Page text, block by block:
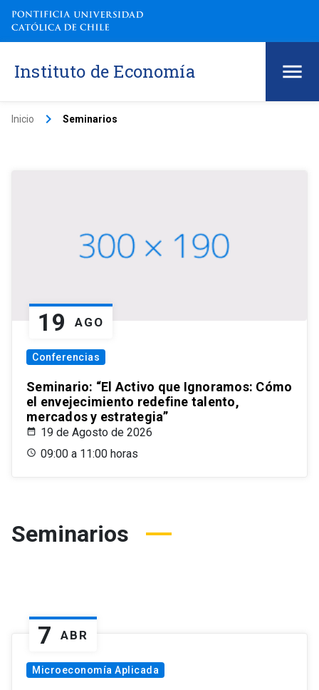
Instituto de Economía
Inicio keyboard_arrow_right Seminarios
19 AGO
Conferencias
Seminario: “El Activo que Ignoramos: Cómo
el envejecimiento redefine talento,
mercados y estrategia”
19 de Agosto de 2026
09:00 a 11:00 horas
Seminarios
7 ABR
Microeconomía Aplicada